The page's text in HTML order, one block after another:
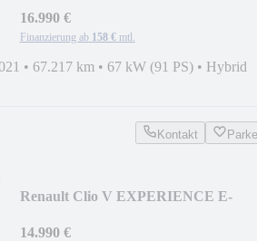
16.990 €
Finanzierung ab 158 € mtl.
• 67.217 km • 67 kW (91 PS) • Hybrid
Kontakt
Renault Clio V EXPERIENCE E-
14.990 €